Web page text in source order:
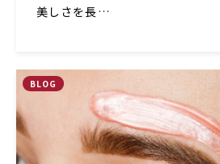
美しさを長…
BLOG